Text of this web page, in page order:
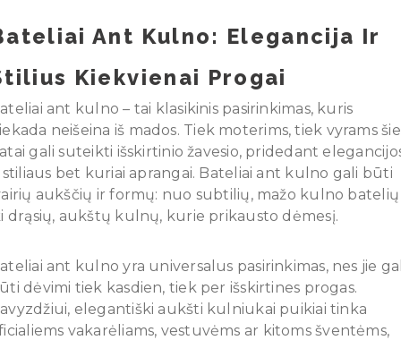
Ant Kulno: Elegancija Ir
Kiekvienai Progai
ant kulno – tai klasikinis pasirinkimas, kuris
neišeina iš mados. Tiek moterims, tiek vyrams šie
gali suteikti išskirtinio žavesio, pridedant
stiliaus bet kuriai aprangai. Bateliai ant kulno gali būti
aukščių ir formų: nuo subtilių, mažo kulno batelių
drąsių, aukštų kulnų, kurie prikausto dėmesį.
ant kulno yra universalus pasirinkimas, nes jie
dėvimi tiek kasdien, tiek per išskirtines progas.
elegantiški aukšti kulniukai puikiai tinka
vakarėliams, vestuvėms ar kitoms šventėms,